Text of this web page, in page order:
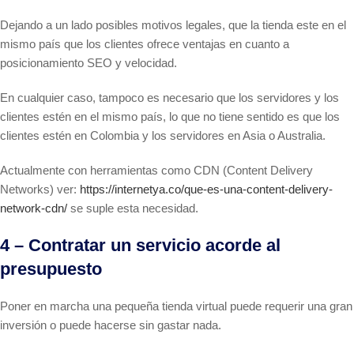
Dejando a un lado posibles motivos legales, que la tienda este en el
mismo país que los clientes ofrece ventajas en cuanto a
posicionamiento SEO y velocidad.
En cualquier caso, tampoco es necesario que los servidores y los
clientes estén en el mismo país, lo que no tiene sentido es que los
clientes estén en Colombia y los servidores en Asia o Australia.
Actualmente con herramientas como CDN (Content Delivery
Networks) ver: https://internetya.co/que-es-una-content-delivery-
network-cdn/ se suple esta necesidad.
4 – Contratar un servicio acorde al
presupuesto
Poner en marcha una pequeña tienda virtual puede requerir una gran
inversión o puede hacerse sin gastar nada.